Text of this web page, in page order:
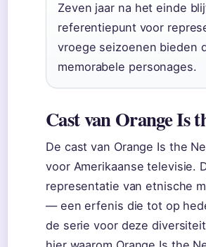
Zeven jaar na het einde
referentiepunt voor
vroege seizoenen bieden
memorabele personages.
Cast van Orange Is
De cast van Orange Is the
voor Amerikaanse televisie.
representatie van etnische
— een erfenis die tot op
de serie voor deze